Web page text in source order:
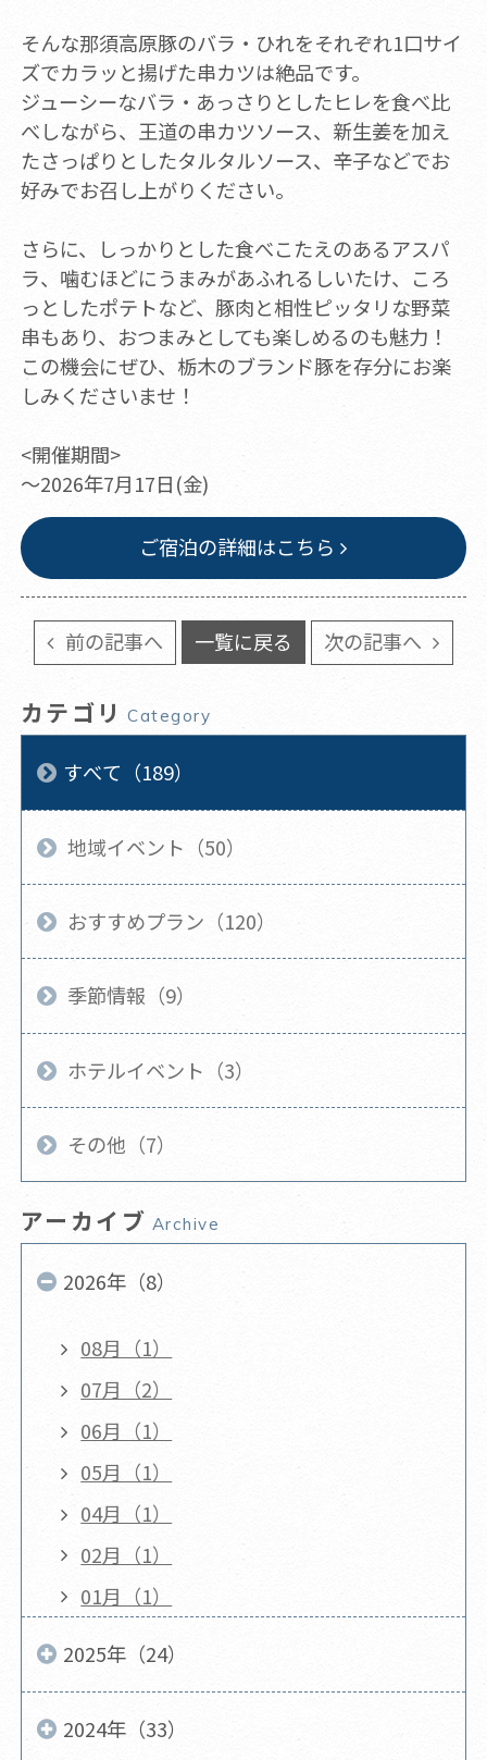
そんな那須高原豚のバラ・ひれをそれぞれ1口サイ
ズでカラッと揚げた串カツは絶品です。
ジューシーなバラ・あっさりとしたヒレを食べ比
べしながら、王道の串カツソース、新生姜を加え
たさっぱりとしたタルタルソース、辛子などでお
好みでお召し上がりください。
さらに、しっかりとした食べこたえのあるアスパ
ラ、噛むほどにうまみがあふれるしいたけ、ころ
っとしたポテトなど、豚肉と相性ピッタリな野菜
串もあり、おつまみとしても楽しめるのも魅力！
この機会にぜひ、栃木のブランド豚を存分にお楽
しみくださいませ！
<開催期間>
～2026年7月17日(金)
ご宿泊の詳細はこちら
前の記事へ 一覧に戻る 次の記事へ
カテゴリ Category
すべて（189）
地域イベント（50）
おすすめプラン（120）
季節情報（9）
ホテルイベント（3）
その他（7）
アーカイブ Archive
2026年（8）
08月（1）
07月（2）
06月（1）
05月（1）
04月（1）
02月（1）
01月（1）
2025年（24）
2024年（33）